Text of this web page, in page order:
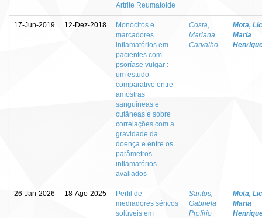
Artrite Reumatoide
17-Jun-2019 12-Dez-2018
Monócitos e
marcadores
inflamatórios em
pacientes com
psoríase vulgar :
um estudo
comparativo entre
amostras
sanguíneas e
cutâneas e sobre
correlações com a
gravidade da
doença e entre os
parâmetros
inflamatórios
avaliados
Costa,
Mariana
Carvalho
Mota,
Maria
26-Jan-2026 18-Ago-2025
Perfil de
mediadores séricos
solúveis em
Santos,
Gabriela
Profirio
Mota,
Maria